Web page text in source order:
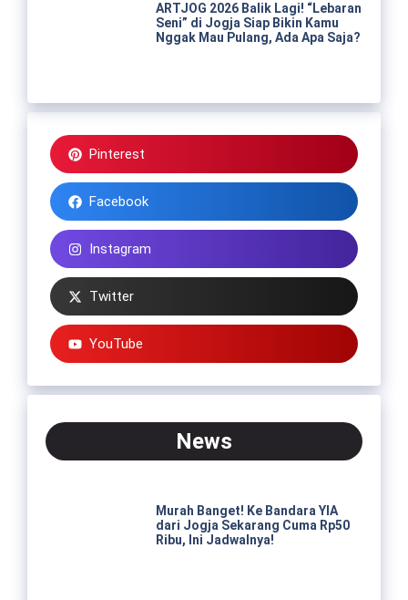
ARTJOG 2026 Balik Lagi! “Lebaran
Seni” di Jogja Siap Bikin Kamu
Nggak Mau Pulang, Ada Apa Saja?
Pinterest
Facebook
Instagram
Twitter
YouTube
News
Murah Banget! Ke Bandara YIA
dari Jogja Sekarang Cuma Rp50
Ribu, Ini Jadwalnya!